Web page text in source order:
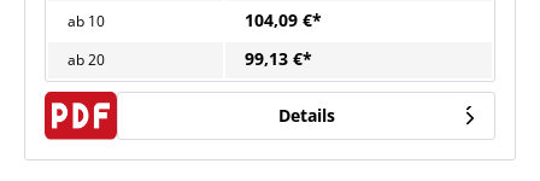
ab 10 104,09 €*
ab20 99,13 €*
Details